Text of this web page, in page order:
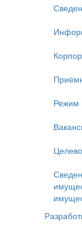
Режим